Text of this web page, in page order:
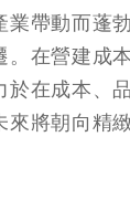
業帶動而蓬
在營建成
在成本、
來將朝向精